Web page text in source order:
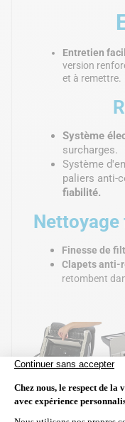
Entretien
version
et à remettre.
Système
surcharges.
Système
paliers anti-
fiabilité.
Finesse de
Clapets anti-
retombent
Pour